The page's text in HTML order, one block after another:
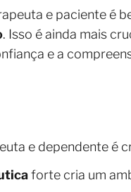
e paciente é
. Isso é ainda mais
e a
e dependente é
forte cria um